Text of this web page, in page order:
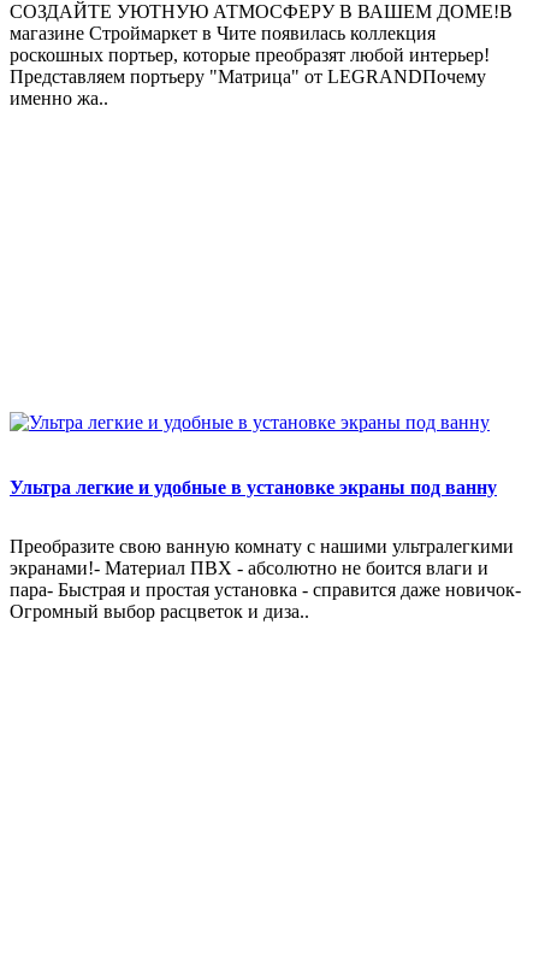
СОЗДАЙТЕ УЮТНУЮ АТМОСФЕРУ В ВАШЕМ ДОМЕ!В
магазине Строймаркет в Чите появилась коллекция
роскошных портьер, которые преобразят любой интерьер!
Представляем портьеру "Матрица" от LEGRANDПочему
именно жа..
Ультра легкие и удобные в установке экраны под ванну
Преобразите свою ванную комнату с нашими ультралегкими
экранами!- Материал ПВХ - абсолютно не боится влаги и
пара- Быстрая и простая установка - справится даже новичок-
Огромный выбор расцветок и диза..